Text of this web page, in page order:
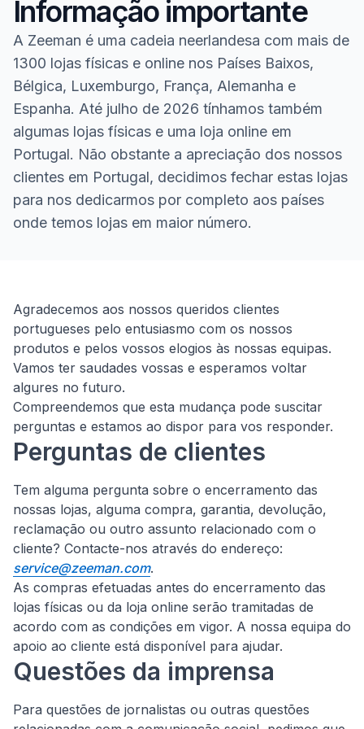
Informação importante
A Zeeman é uma cadeia neerlandesa com mais de
1300 lojas físicas e online nos Países Baixos,
Bélgica, Luxemburgo, França, Alemanha e
Espanha. Até julho de 2026 tínhamos também
algumas lojas físicas e uma loja online em
Portugal. Não obstante a apreciação dos nossos
clientes em Portugal, decidimos fechar estas lojas
para nos dedicarmos por completo aos países
onde temos lojas em maior número.
Homepage
Agradecemos aos nossos queridos clientes
portugueses pelo entusiasmo com os nossos
produtos e pelos vossos elogios às nossas equipas.
Vamos ter saudades vossas e esperamos voltar
algures no futuro.
Compreendemos que esta mudança pode suscitar
perguntas e estamos ao dispor para vos responder.
Perguntas de clientes
Tem alguma pergunta sobre o encerramento das
nossas lojas, alguma compra, garantia, devolução,
reclamação ou outro assunto relacionado com o
cliente? Contacte-nos através do endereço:
service@zeeman.com.
As compras efetuadas antes do encerramento das
lojas físicas ou da loja online serão tramitadas de
acordo com as condições em vigor. A nossa equipa do
apoio ao cliente está disponível para ajudar.
Questões da imprensa
Para questões de jornalistas ou outras questões